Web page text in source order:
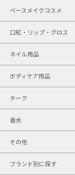
ベースメイクコスメ
口紅・リップ・グロス
ネイル用品
ボディケア用品
チーク
香水
その他
ブランド別に探す